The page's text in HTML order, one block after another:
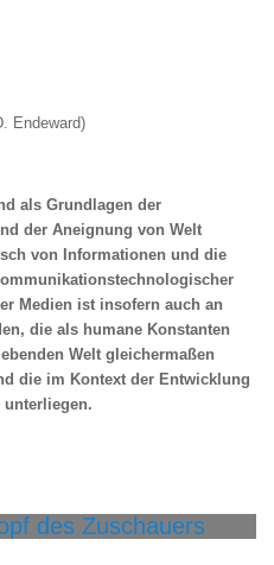
Endeward)
als Grundlagen der
der Aneignung von Welt
von Informationen und die
Medien ist insofern auch an
die als humane Konstanten
Welt gleichermaßen
die im Kontext der Entwicklung
unterliegen.
des Zuschauers